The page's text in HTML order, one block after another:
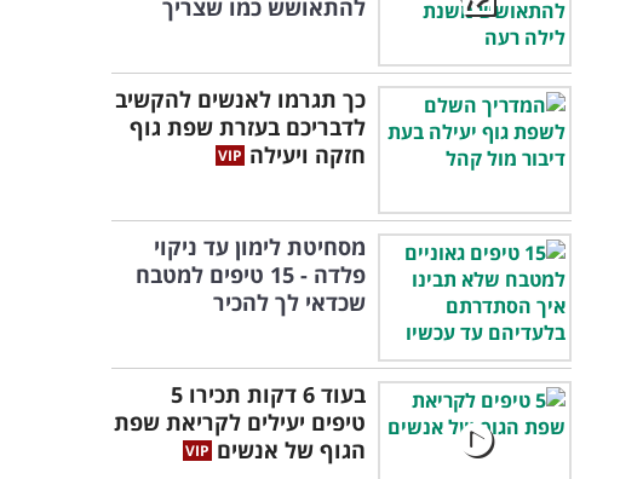
להתאושש כמו שצריך
כך תגרמו לאנשים להקשיב
לדבריכם בעזרת שפת גוף
חזקה ויעילה
מסחיטת לימון עד ניקוי
פלדה - 15 טיפים למטבח
שכדאי לך להכיר
בעוד 6 דקות תכירו 5
טיפים יעילים לקריאת שפת
הגוף של אנשים